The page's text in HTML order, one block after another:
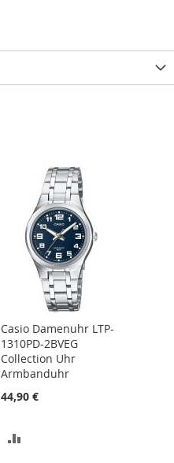
Casio Damenuhr LTP-
1310PD-2BVEG
Collection Uhr
Armbanduhr
44,90 €